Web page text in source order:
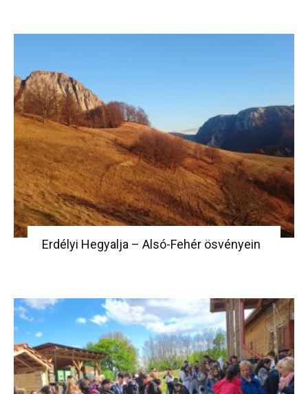
Erdélyi Hegyalja – Alsó-Fehér ösvényein